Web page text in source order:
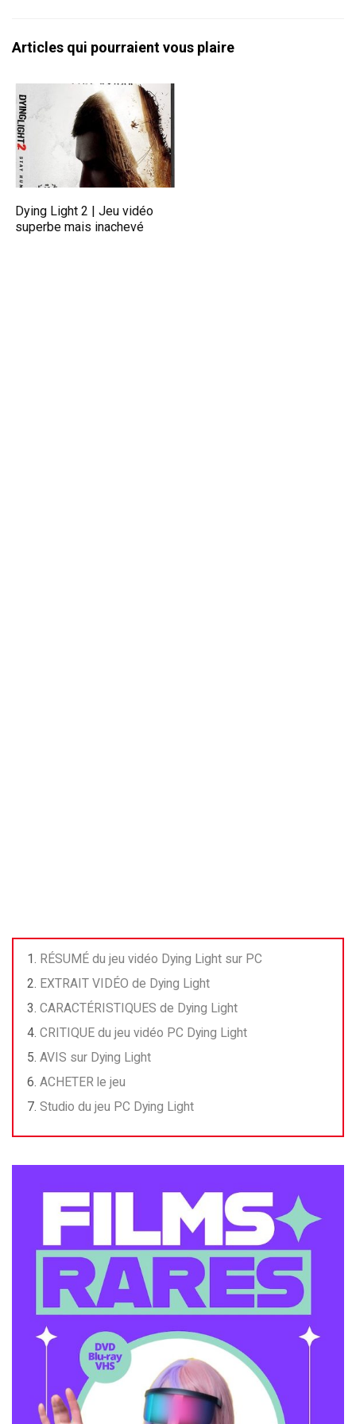
Articles qui pourraient vous plaire
Dying Light 2 | Jeu vidéo
superbe mais inachevé
RÉSUMÉ du jeu vidéo Dying Light sur PC
EXTRAIT VIDÉO de Dying Light
CARACTÉRISTIQUES de Dying Light
CRITIQUE du jeu vidéo PC Dying Light
AVIS sur Dying Light
ACHETER le jeu
Studio du jeu PC Dying Light